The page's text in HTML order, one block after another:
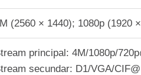
(2560 × 1440); 1080p (1920
principal: 4M/1080p/
secundar: D1/VGA/